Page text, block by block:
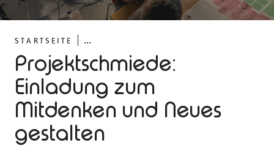
STARTSEITE ...
Projektschmiede:
Einladung zum
Mitdenken und Neues
gestalten